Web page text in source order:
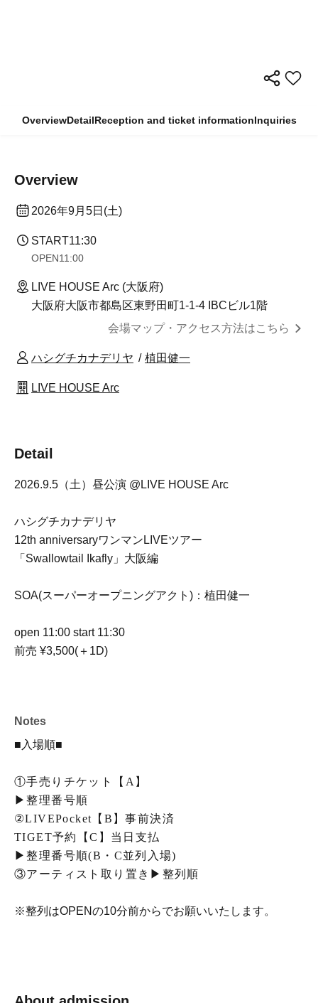
OverviewDetailReception and ticket informationInquiries
Overview
2026年9月5日(土)
START11:30
OPEN11:00
LIVE HOUSE Arc (大阪府)
大阪府大阪市都島区東野田町1-1-4 IBCビル1階
会場マップ・アクセス方法はこちら
ハシグチカナデリヤ 植田健一
LIVE HOUSE Arc
Detail
2026.9.5（土）昼公演 @LIVE HOUSE Arc
ハシグチカナデリヤ
12th anniversaryワンマンLIVEツアー
「Swallowtail Ikafly」大阪編
SOA(スーパーオープニングアクト)：植田健一
open 11:00 start 11:30
前売 ¥3,500(＋1D)
Notes
■入場順■
①手売りチケット【A】
▶整理番号順
②LIVEPocket【B】事前決済
TIGET予約【C】当日支払
▶整理番号順(B・C並列入場)
③アーティスト取り置き▶整列順
※整列はOPENの10分前からでお願いいたします。